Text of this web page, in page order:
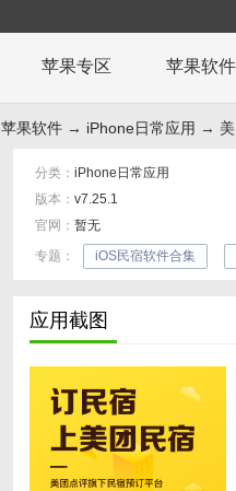
苹果专区 苹果软件
苹果软件 → iPhone日常应用 → 美
分类： iPhone日常应用
版本： v7.25.1
官网： 暂无
专题：
iOS民宿软件合集
应用截图